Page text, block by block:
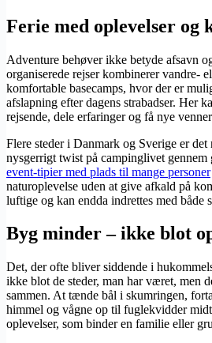
Ferie med oplevelser og
Adventure behøver ikke betyde afsavn
organiserede rejser kombinerer vandre-
komfortable basecamps, hvor der er
afslapning efter dagens strabadser. Her
rejsende, dele erfaringer og få nye
Flere steder i Danmark og Sverige er
nysgerrigt twist på campinglivet gennem
event-tipier med plads til mange personer
naturoplevelse uden at give afkald på
luftige og kan endda indrettes med både
Byg minder – ikke blot
Det, der ofte bliver siddende i
ikke blot de steder, man har været, men
sammen. At tænde bål i skumringen,
himmel og vågne op til fuglekvidder
oplevelser, som binder en familie eller